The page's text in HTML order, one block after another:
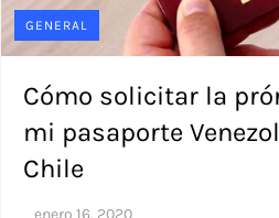
GENERAL
Cómo solicitar la
mi pasaporte
Chile